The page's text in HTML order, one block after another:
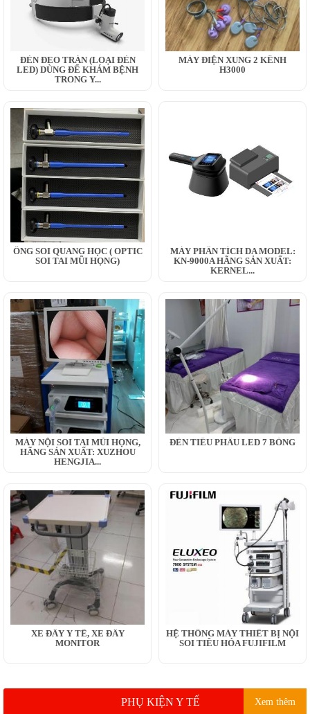
ĐÈN ĐEO TRÁN (LOẠI ĐÈN
LED) DÙNG ĐỂ KHÁM BỆNH
TRONG Y...
MÁY ĐIỆN XUNG 2 KÊNH
H3000
ỐNG SOI QUANG HỌC ( OPTIC
SOI TAI MŨI HỌNG)
MÁY PHÂN TÍCH DA MODEL:
KN-9000A HÃNG SẢN XUẤT:
KERNEL...
MÁY NỘI SOI TAI MŨI HỌNG,
HÃNG SẢN XUẤT: XUZHOU
HENGJIA...
ĐÈN TIỂU PHẪU LED 7 BÓNG
XE ĐẨY Y TẾ, XE ĐẨY
MONITOR
HỆ THỐNG MÁY THIẾT BỊ NỘI
SOI TIÊU HÓA FUJIFILM
PHỤ KIỆN Y TẾ Xem thêm